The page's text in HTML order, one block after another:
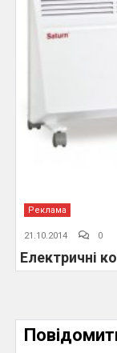
Реклама
21.10.2014 0
Електричні